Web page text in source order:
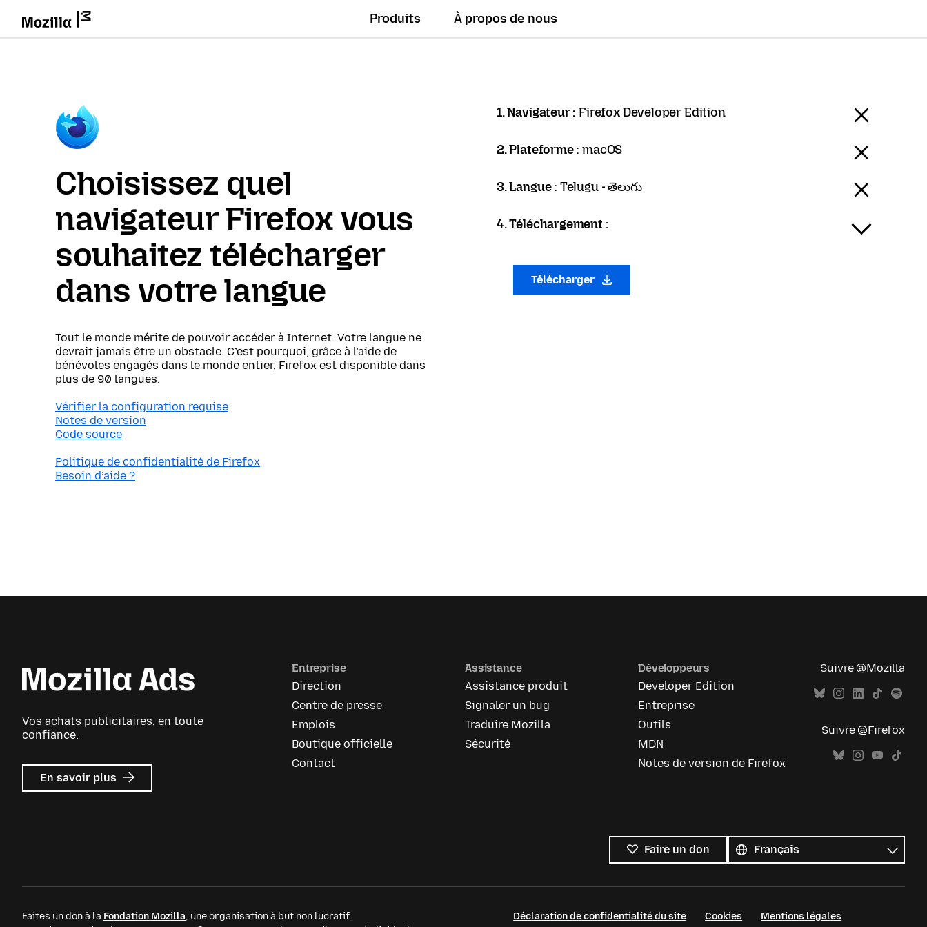
Produits À propos de nous
Choisissez quel
navigateur Firefox vous
souhaitez télécharger
dans votre langue
Tout le monde mérite de pouvoir accéder à Internet. Votre langue ne
devrait jamais être un obstacle. C’est pourquoi, grâce à l’aide de
bénévoles engagés dans le monde entier, Firefox est disponible dans
plus de 90 langues.
Vérifier la configuration requise
Notes de version
Code source
Politique de confidentialité de Firefox
Besoin d’aide ?
1. Navigateur :Firefox Developer Edition
2. Plateforme :macOS
3. Langue : Telugu - తెలుగు
4. Téléchargement :
Télécharger
Vos achats publicitaires, en toute
confiance.
En savoir plus sur
Mozilla
Entreprise
Direction
Centre de presse
Emplois
Boutique officielle
Contact
Assistance
Assistance produit
Signaler un bug
Traduire Mozilla
Sécurité
Développeurs
Developer Edition
Entreprise
Outils
MDN
Notes de version de Firefox
Suivre @Mozilla
Suivre @Firefox
Faire un don
les
langues
Langue
Faites un don à la Fondation Mozilla, une organisation à but non lucratif.
Déclaration de confidentialité du site Cookies Mentions légales